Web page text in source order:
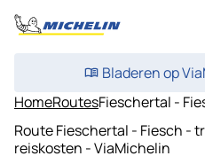
Bladeren op
HomeRoutesFieschertal -
Route Fieschertal - Fiesch -
reiskosten - ViaMichelin